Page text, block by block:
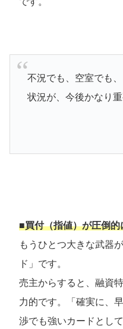
不況でも、空室でも
状況が、今後かなり
■買付（指値）が圧倒
もうひとつ大きな武器
ド」です。
売主からすると、融資
力的です。「確実に、
渉でも強いカードとして